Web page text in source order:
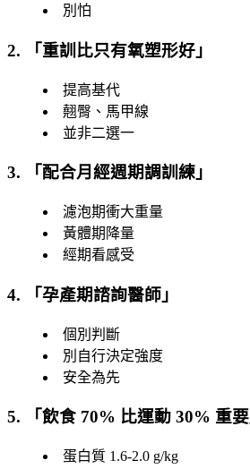
別怕
2. 「 重訓比只有氧塑形好 」
提高基代
翹臀、馬甲線
並非二選一
3. 「 配合月經週期調訓練 」
濾泡期衝大重量
黃體期降量
經期看感受
4. 「孕產期諮詢醫師 」
個別判斷
別自行決定強度
安全為先
5. 「飲食 70% 比運動 30% 重要
蛋白質 1.6-2.0 g/kg